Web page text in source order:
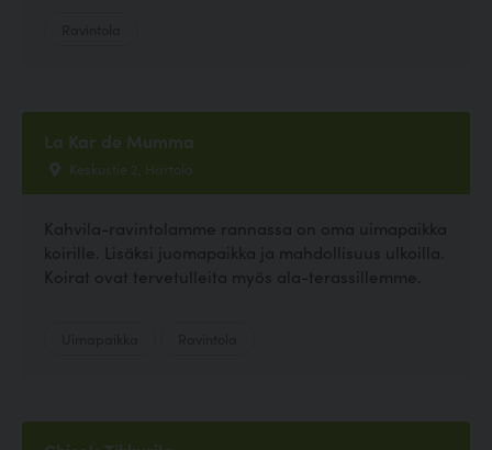
La Kar de Mumma
Keskustie 2, Hartola
Kahvila-ravintolamme rannassa on oma uimapaikka
koirille. Lisäksi juomapaikka ja mahdollisuus ulkoilla.
Koirat ovat tervetulleita myös ala-terassillemme.